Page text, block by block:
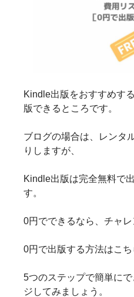
Kindle出版をおすすめす
版できるところです。
ブログの場合は、レンタ
りしますが、
Kindle出版は完全無料で
す。
0円でできるなら、チャレ
0円で出版する方法はこち
5つのステップで簡単に
ジしてみましょう。